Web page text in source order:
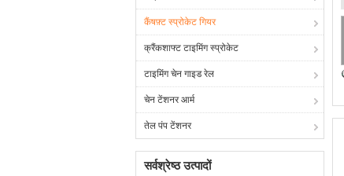
कैंषफ़्ट स्प्रोकेट गियर
क्रैंकशाफ्ट टाइमिंग स्प्रोकेट
टाइमिंग चेन गाइड रेल
चेन टेंशनर आर्म
तेल पंप टेंशनर
सर्वश्रेष्ठ उत्पादों